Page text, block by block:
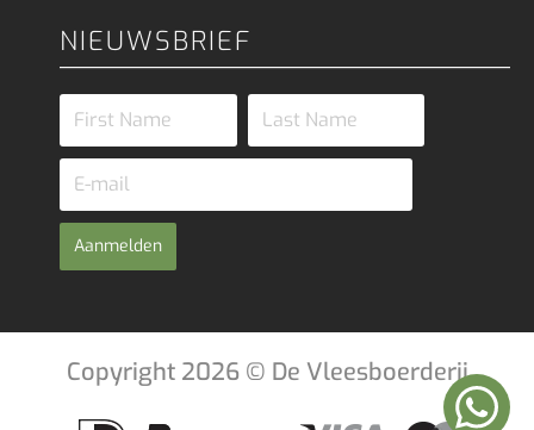
NIEUWSBRIEF
Aanmelden
Copyright 2026 © De Vleesboerderij